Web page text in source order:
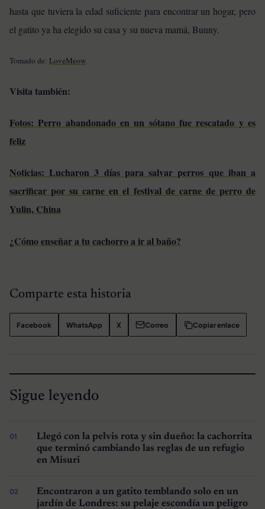
hasta que tuviera la edad suficiente para encontrar un hogar, pero
el gatito ya ha elegido su casa y su nueva mamá, Bunny.
Tomado de: LoveMeow
Visita también:
Fotos: Perro abandonado en un sótano fue rescatado y es
feliz
Noticias: Lucharon 3 días para salvar perros que iban a
sacrificar por su carne en el festival de carne de perro de
Yulin, China
¿Cómo enseñar a tu cachorro a ir al baño?
Comparte esta historia
Facebook WhatsApp X Correo Copiar enlace
Sigue leyendo
Llegó con la pelvis rota y sin dueño: la cachorrita
que terminó cambiando las reglas de un refugio
en Misuri
Encontraron a un gatito temblando solo en un
jardín de Londres: su pelaje escondía un peligro